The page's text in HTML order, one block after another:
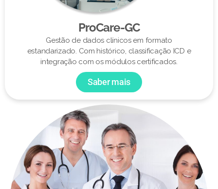
ProCare-GC
Gestão de dados clínicos em formato
estandarizado. Com histórico, classificação ICD e
integração com os módulos certificados.
Saber mais